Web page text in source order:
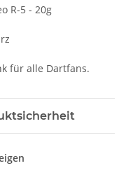
R-5 - 20g
für alle Dartfans.